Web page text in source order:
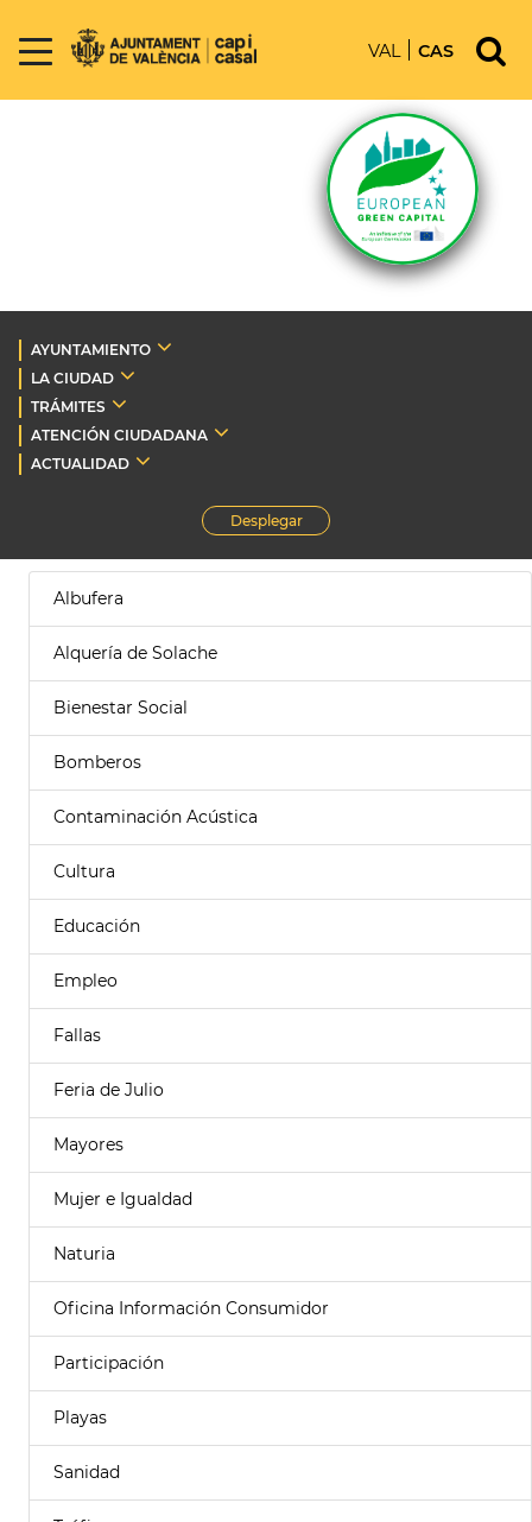
VAL CAS
AYUNTAMIENTO
LA CIUDAD
TRÁMITES
ATENCIÓN CIUDADANA
ACTUALIDAD
Desplegar
Albufera
Alquería de Solache
Bienestar Social
Bomberos
Contaminación Acústica
Cultura
Educación
Empleo
Fallas
Feria de Julio
Mayores
Mujer e Igualdad
Naturia
Oficina Información Consumidor
Participación
Playas
Sanidad